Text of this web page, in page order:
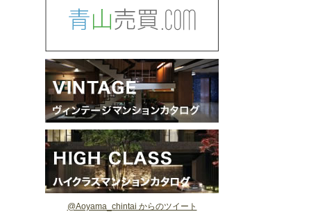
@Aoyama_chintai からのツイート